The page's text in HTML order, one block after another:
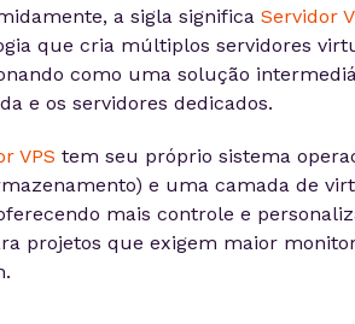
a sigla significa Servidor
que cria múltiplos servidores
como uma solução
e os servidores dedicados.
VPS tem seu próprio sistema
e uma camada de
mais controle e
projetos que exigem maior